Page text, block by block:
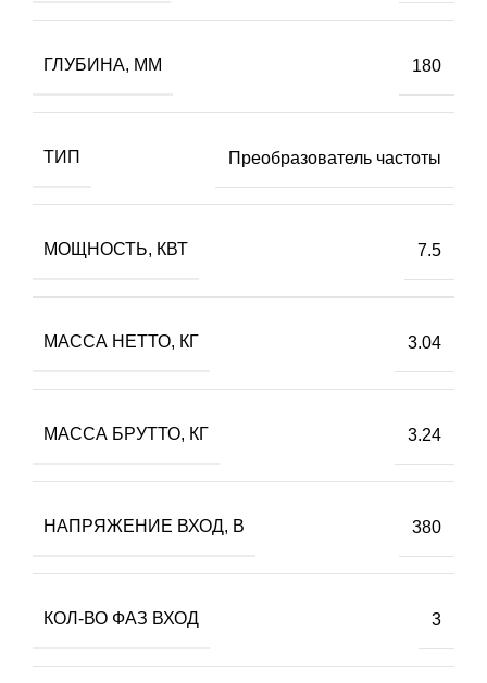
ГЛУБИНА, ММ 180
ТИП Преобразователь частоты
МОЩНОСТЬ, КВТ 7.5
МАССА НЕТТО, КГ 3.04
МАССА БРУТТО, КГ 3.24
НАПРЯЖЕНИЕ ВХОД, В 380
КОЛ-ВО ФАЗ ВХОД 3